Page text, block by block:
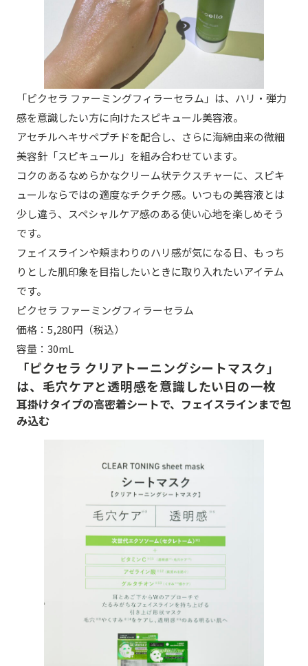
「ピクセラ ファーミングフィラーセラム」は、ハリ・弾力
感を意識したい方に向けたスピキュール美容液。
アセチルヘキサペプチドを配合し、さらに海綿由来の微細
美容針「スピキュール」を組み合わせています。
コクのあるなめらかなクリーム状テクスチャーに、スピキ
ュールならではの適度なチクチク感。いつもの美容液とは
少し違う、スペシャルケア感のある使い心地を楽しめそう
です。
フェイスラインや頬まわりのハリ感が気になる日、もっち
りとした肌印象を目指したいときに取り入れたいアイテム
です。
ピクセラ ファーミングフィラーセラム
価格：5,280円（税込）
容量：30mL
「ピクセラ クリアトーニングシートマスク」
は、毛穴ケアと透明感を意識したい日の一枚
耳掛けタイプの高密着シートで、フェイスラインまで包
み込む